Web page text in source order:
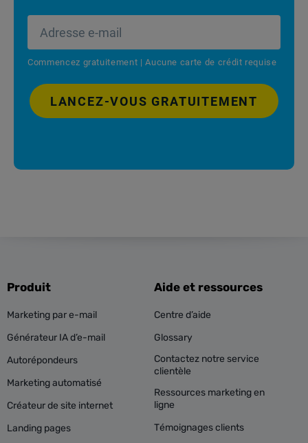
Commencez gratuitement | Aucune carte de crédit requise
LANCEZ-VOUS GRATUITEMENT
Produit
Marketing par e-mail
Générateur IA d’e-mail
Autorépondeurs
Marketing automatisé
Créateur de site internet
Landing pages
Aide et ressources
Centre d’aide
Glossary
Contactez notre service
clientèle
Ressources marketing en
ligne
Témoignages clients